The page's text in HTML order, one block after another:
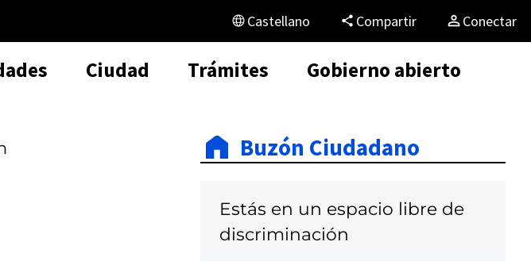
Castellano Compartir Conectar
Ciudad Trámites Gobierno abierto
Buzón Ciudadano
Estás en un espacio libre de
discriminación